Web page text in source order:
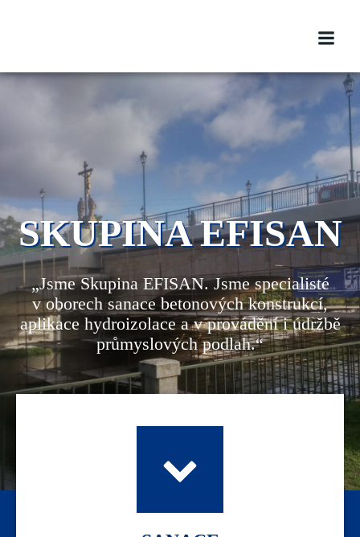
SKUPINA EFISAN
„Jsme Skupina EFISAN. Jsme specialisté
v oborech sanace betonových konstrukcí,
aplikace hydroizolace a v provádění i údržbě
průmyslových podlah.“